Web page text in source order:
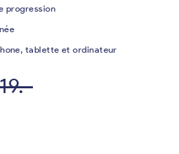
progression
tablette et ordinateur